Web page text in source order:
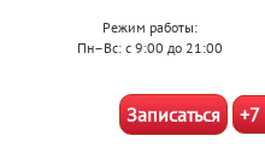
Режим работы:
Пн–Вс: с 9:00 до 21:00
Записаться